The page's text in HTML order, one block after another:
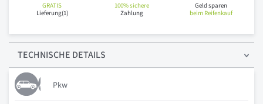
GRATIS
Lieferung(1)
100% sichere
Zahlung
Geld sparen
beim Reifenkauf
TECHNISCHE DETAILS
Pkw